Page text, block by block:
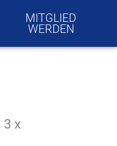
MITGLIED
WERDEN
3 x